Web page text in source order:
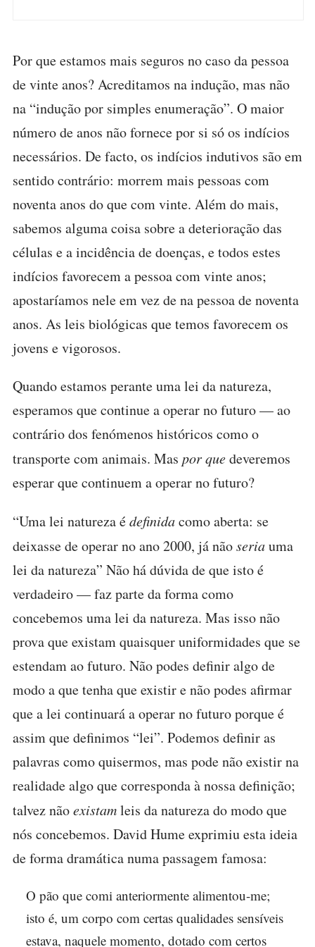
Por que estamos mais seguros no caso da pessoa
de vinte anos? Acreditamos na indução, mas não
na “indução por simples enumeração”. O maior
número de anos não fornece por si só os indícios
necessários. De facto, os indícios indutivos são em
sentido contrário: morrem mais pessoas com
noventa anos do que com vinte. Além do mais,
sabemos alguma coisa sobre a deterioração das
células e a incidência de doenças, e todos estes
indícios favorecem a pessoa com vinte anos;
apostaríamos nele em vez de na pessoa de noventa
anos. As leis biológicas que temos favorecem os
jovens e vigorosos.
Quando estamos perante uma lei da natureza,
esperamos que continue a operar no futuro — ao
contrário dos fenómenos históricos como o
transporte com animais. Mas por quedeveremos
esperar que continuem a operar no futuro?
“Uma lei natureza édefinidacomo aberta: se
deixasse de operar no ano 2000, já nãoseriauma
lei da natureza” Não há dúvida de que isto é
verdadeiro — faz parte da forma como
concebemos uma lei da natureza. Mas isso não
prova que existam quaisquer uniformidades que se
estendam ao futuro. Não podes definir algo de
modo a que tenha que existir e não podes afirmar
que a lei continuará a operar no futuro porque é
assim que definimos “lei”. Podemos definir as
palavras como quisermos, mas pode não existir na
realidade algo que corresponda à nossa definição;
talvez nãoexistamleis da natureza do modo que
nós concebemos. David Hume exprimiu esta ideia
de forma dramática numa passagem famosa:
O pão que comi anteriormente alimentou-me;
isto é, um corpo com certas qualidades sensíveis
estava, naquele momento, dotado com certos